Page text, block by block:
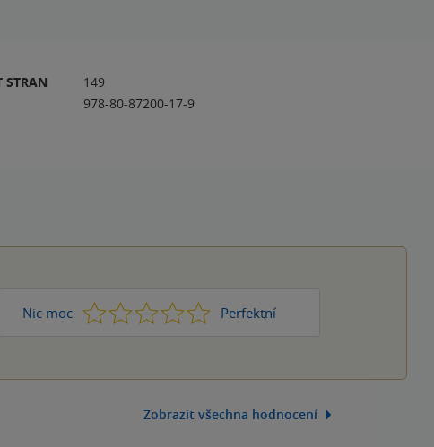
STRAN
149
978-80-87200-17-9
Nic moc 1 2 3 4 Perfektní
5
Zobrazit všechna hodnocení